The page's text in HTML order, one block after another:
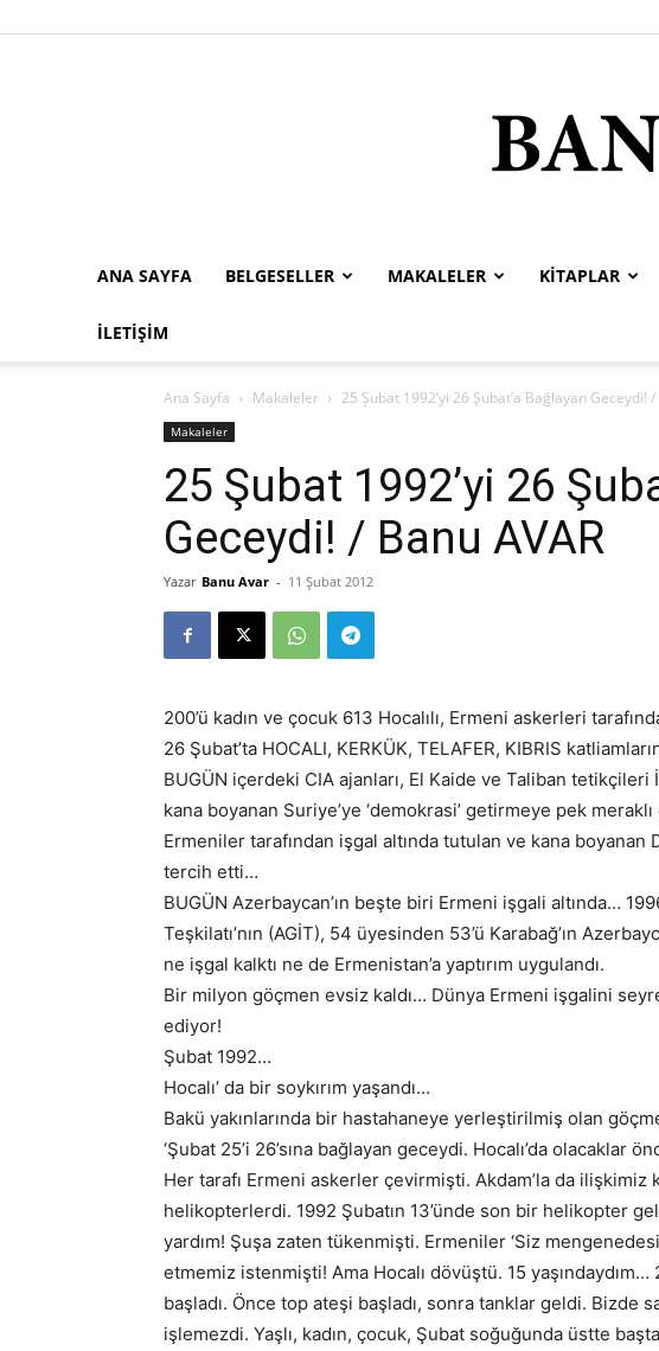
ANA SAYFA BELGESELLER MAKALELER KITAPLAR
İLETIŞIM
Ana Sayfa Makaleler 25 Şubat 1992’yi 26 Şubat’a Bağlayan Geceydi! /
Makaleler
25 Şubat 1992’yi 26
Geceydi! / Banu AVAR
Yazar Banu Avar - 11 Şubat 2012
200’ü kadın ve çocuk 613 Hocalılı, Ermeni askerleri
26 Şubat’ta HOCALI, KERKÜK, TELAFER, KIBRIS
BUGÜN içerdeki CIA ajanları, El Kaide ve Taliban tetikçileri
kana boyanan Suriye’ye ‘demokrasi’ getirmeye pek
Ermeniler tarafından işgal altında tutulan ve kana boyanan
tercih etti…
BUGÜN Azerbaycan’ın beşte biri Ermeni işgali altında…
Teşkilatı’nın (AGİT), 54 üyesinden 53’ü Karabağ’ın
ne işgal kalktı ne de Ermenistan’a yaptırım uygulandı.
Bir milyon göçmen evsiz kaldı… Dünya Ermeni işgalini
ediyor!
Şubat 1992…
Hocalı’ da bir soykırım yaşandı…
Bakü yakınlarında bir hastahaneye yerleştirilmiş olan
‘Şubat 25’i 26’sına bağlayan geceydi. Hocalı’da olacaklar
Her tarafı Ermeni askerler çevirmişti. Akdam’la da ilişkimiz
helikopterlerdi. 1992 Şubatın 13’ünde son bir helikopter
yardım! Şuşa zaten tükenmişti. Ermeniler ‘Siz
etmemiz istenmişti! Ama Hocalı dövüştü. 15
başladı. Önce top ateşi başladı, sonra tanklar geldi. Bizde
işlemezdi. Yaşlı, kadın, çocuk, Şubat soğuğunda üstte